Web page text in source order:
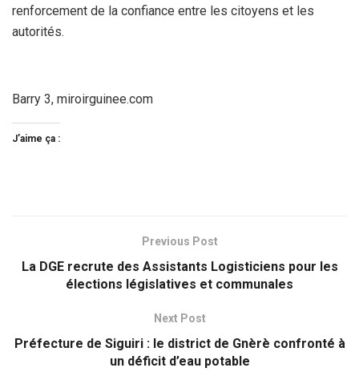
renforcement de la confiance entre les citoyens et les
autorités.
Barry 3, miroirguinee.com
J’aime ça :
Previous Post
La DGE recrute des Assistants Logisticiens pour les
élections législatives et communales
Next Post
Préfecture de Siguiri : le district de Gnèrè confronté à
un déficit d’eau potable